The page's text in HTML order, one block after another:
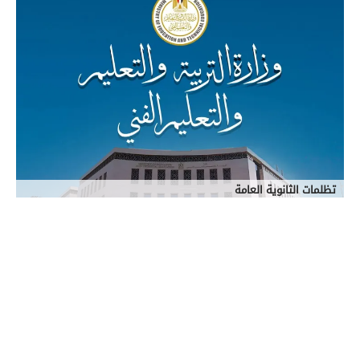
تظلمات الثانوية العامة